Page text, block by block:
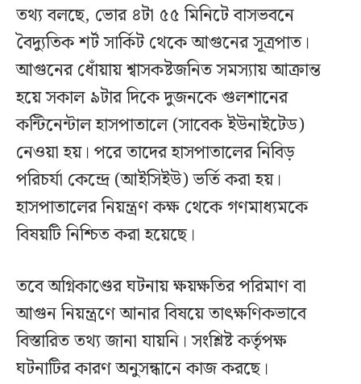
তথ্য বলছে, ভোর ৪টা ৫৫ মিনিটে বাসভবনে
বৈদ্যুতিক শর্ট সার্কিট থেকে আগুনের সূত্রপাত।
আগুনের ধোঁয়ায় শ্বাসকষ্টজনিত সমস্যায় আক্রান্ত
হয়ে সকাল ৯টার দিকে দুজনকে গুলশানের
কন্টিনেন্টাল হাসপাতালে (সাবেক ইউনাইটেড)
নেওয়া হয়। পরে তাদের হাসপাতালের নিবিড়
পরিচর্যা কেন্দ্রে (আইসিইউ) ভর্তি করা হয়।
হাসপাতালের নিয়ন্ত্রণ কক্ষ থেকে গণমাধ্যমকে
বিষয়টি নিশ্চিত করা হয়েছে।
তবে অগ্নিকাণ্ডের ঘটনায় ক্ষয়ক্ষতির পরিমাণ বা
আগুন নিয়ন্ত্রণে আনার বিষয়ে তাৎক্ষণিকভাবে
বিস্তারিত তথ্য জানা যায়নি। সংশ্লিষ্ট কর্তৃপক্ষ
ঘটনাটির কারণ অনুসন্ধানে কাজ করছে।